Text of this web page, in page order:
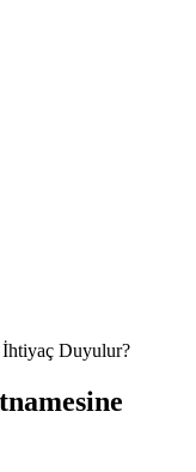
İhtiyaç Duyulur?